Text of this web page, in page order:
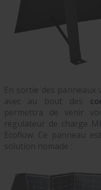
En sortie des
avec au bout des
permettra de venir
régulateur de charge
Ecoflow. Ce panneau
solution nomade :